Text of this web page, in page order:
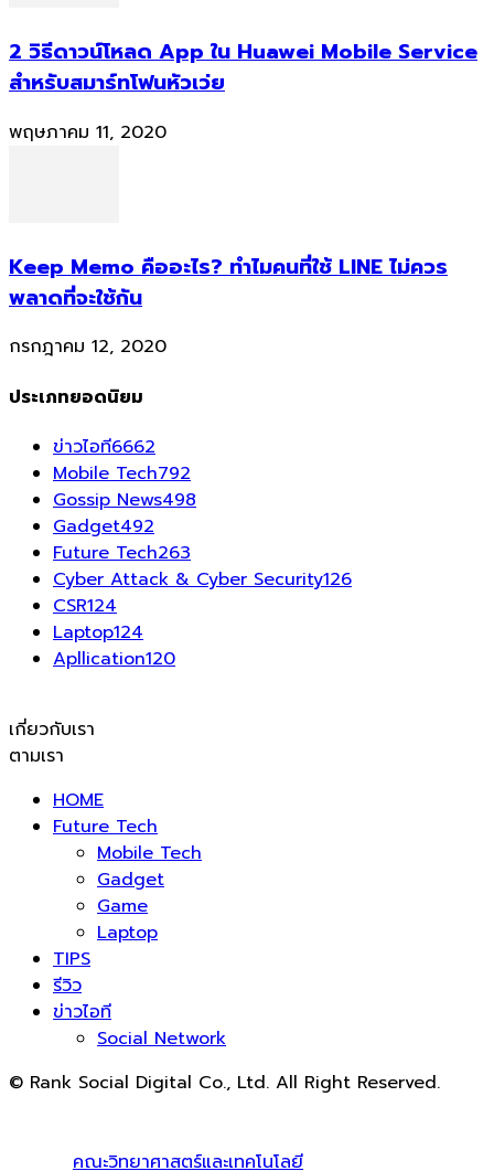
2 วิธีดาวน์โหลด App ใน Huawei Mobile Service
สำหรับสมาร์ทโฟนหัวเว่ย
พฤษภาคม 11, 2020
Keep Memo คืออะไร? ทำไมคนที่ใช้ LINE ไม่ควร
พลาดที่จะใช้กัน
กรกฎาคม 12, 2020
ประเภทยอดนิยม
ข่าวไอที6662
Mobile Tech792
Gossip News498
Gadget492
Future Tech263
Cyber Attack & Cyber Security126
CSR124
Laptop124
Apllication120
เกี่ยวกับเรา
ตามเรา
HOME
Future Tech
Mobile Tech
Gadget
Game
Laptop
TIPS
รีวิว
ข่าวไอที
Social Network
© Rank Social Digital Co., Ltd. All Right Reserved.
คณะวิทยาศาสตร์และเทคโนโลยี